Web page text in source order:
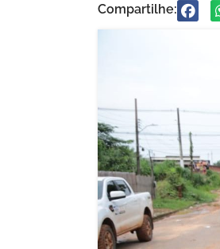
Compartilhe: